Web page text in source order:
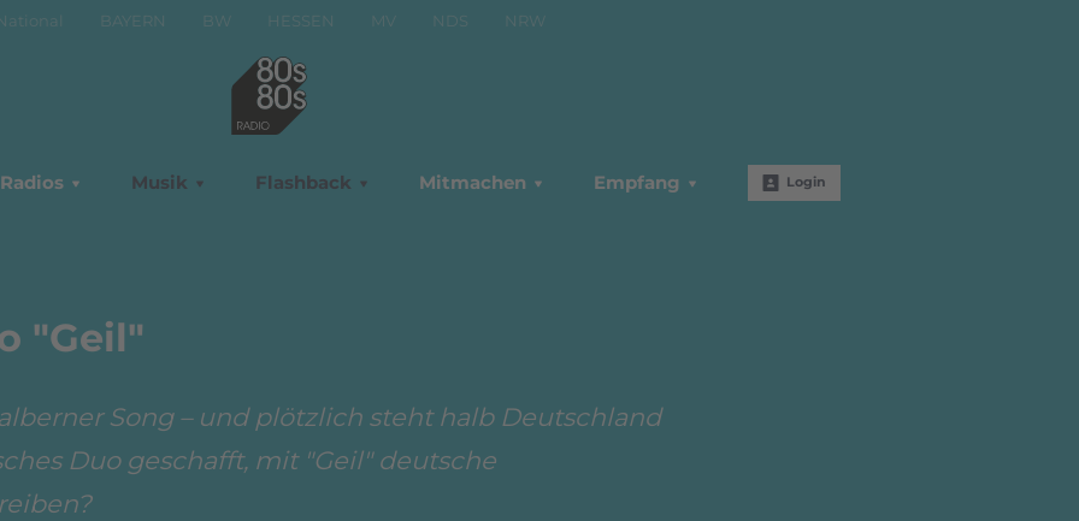
BAYERN BW HESSEN MV NDS NRW
Radios Musik Flashback Mitmachen Empfang Login
"Geil"
Song – und plötzlich steht halb Deutschland
Duo geschafft, mit "Geil" deutsche